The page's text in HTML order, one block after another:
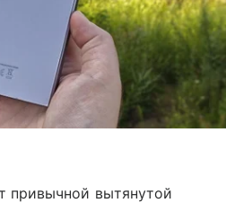
привычной вытянутой